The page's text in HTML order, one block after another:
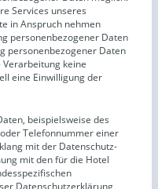
Services unseres
in Anspruch nehmen
personenbezogener Daten
personenbezogener Daten
keine
eine Einwilligung der
beispielsweise des
Telefonnummer einer
mit der Datenschutz-
mit den für die Hotel
Datenschutzerklärung